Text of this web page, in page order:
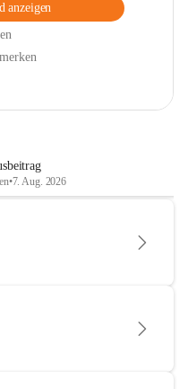
anzeigen
•7. Aug. 2026